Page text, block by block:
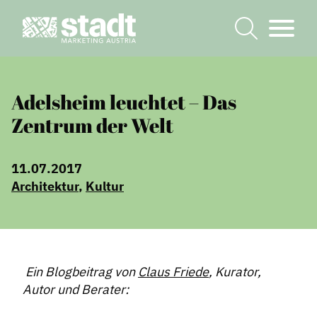
Adelsheim leuchtet – Das
Zentrum der Welt
11.07.2017
Architektur, Kultur
Ein Blogbeitrag von Claus Friede, Kurator,
Autor und Berater: